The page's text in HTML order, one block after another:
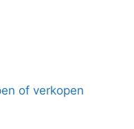
of verkopen